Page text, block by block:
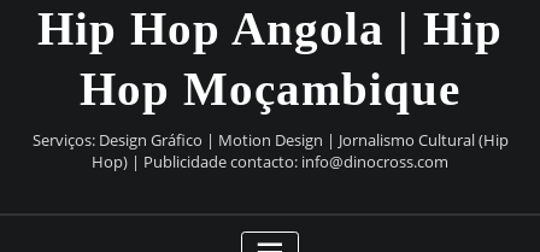
Hip Hop Angola | Hip
Hop Moçambique
Serviços: Design Gráfico | Motion Design | Jornalismo Cultural (Hip
Hop) | Publicidade contacto: info@dinocross.com